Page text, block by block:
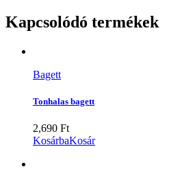
Kapcsolódó termékek
Bagett
Tonhalas bagett
2,690 Ft
KosárbaKosár